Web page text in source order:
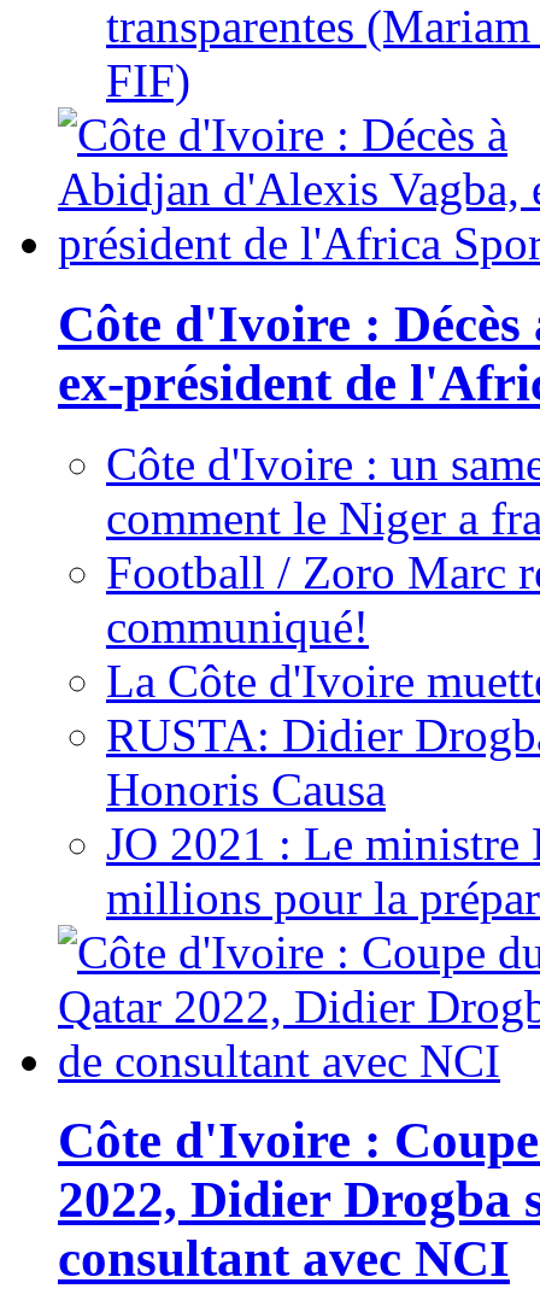
transparentes
FIF)
Côte d'Ivoire :
ex-président de
Côte d'Ivoire : un
comment le Niger a
Football / Zoro Marc
communiqué!
La Côte d'Ivoire
RUSTA: Didier
Honoris Causa
JO 2021 : Le ministre
millions pour la
Côte d'Ivoire :
2022, Didier Drogba
consultant avec NCI